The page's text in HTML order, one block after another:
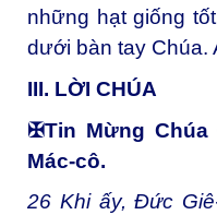
những hạt giống
dưới bàn tay Chúa.
III. LỜI CHÚA
✠Tin Mừng Chúa
Mác-cô.
26 Khi ấy, Đức